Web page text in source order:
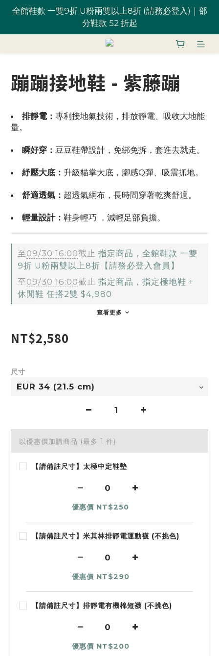
全館鞋款 一雙9折 U粉兩雙以上8折 (請務必登入)｜部
分鞋款 52 折起
台灣滿 $1,700 享免運優惠
U粉就是你！加入會員 $200 購物金馬上用~
全館鞋款 一雙9折 U粉兩雙以上8折 (請務必登入)｜部
分鞋款 52 折起
蹦蹦接地鞋 - 紫藤蹦
排靜電： 專利接地氣技術，排放靜電、吸收大地能
量。
瞬好穿： 豆豆鞋帶設計，免綁免拆，套進去就走。
紓壓大底： 升級貓掌大底，腳感Q彈、吸震抓地。
舒適透氣： 超透氣網布，長時間穿著乾爽舒適。
輕量設計： 鞋身輕巧 ，減輕足部負擔。
至09/30 16:00截止 指定商品，全館鞋款 一雙
9折 U粉兩雙以上8折【請務必登入會員】
至09/30 16:00截止 指定商品，指定極地鞋 +
休閒鞋 任搭2雙 $4,980
查看更多
NT$2,580
尺寸
以優惠價加購商品 (最多 1 件)
【請備註尺寸】太極中定鞋墊
優惠價 NT$250
【請備註尺寸】米其林排靜電運動襪 (不挑色)
優惠價 NT$290
【請備註尺寸】排靜電有機棉短襪 (不挑色)
優惠價 NT$200